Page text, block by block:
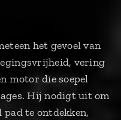
het gevoel van
vering
motor die soepel
Hij nodigt uit om
pad te ontdekken,